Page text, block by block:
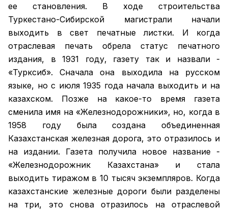
ее становления. В ходе строительства
Туркестано-Сибирской магистрали начали
выходить в свет печатные листки. И когда
отраслевая печать обрела статус печатного
издания, в 1931 году, газету так и назвали -
«Турксиб». Сначала она выходила на русском
языке, но с июля 1935 года начала выходить и на
казахском. Позже на какое-то время газета
сменила имя на «Железнодорожники», но, когда в
1958 году была создана объединенная
Казахстанская железная дорога, это отразилось и
на издании. Газета получила новое название -
«Железнодорожник Казахстана» и стала
выходить тиражом в 10 тысяч экземпляров. Когда
казахстанские железные дороги были разделены
на три, это снова отразилось на отраслевой